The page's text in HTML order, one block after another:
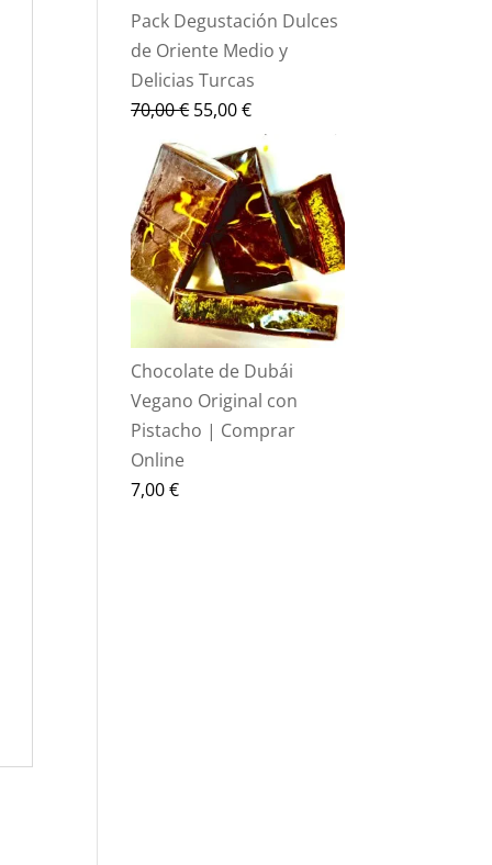
Pack Degustación Dulces
de Oriente Medio y
Delicias Turcas
70,00€ El
original
era:
70,00 €.
55,00€El
precio
actual
es:
55,00 €.
Chocolate de Dubái
Vegano Original con
Pistacho | Comprar
Online
7,00€